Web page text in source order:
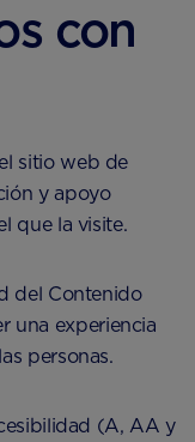
con
sitio web de
y apoyo
que la visite.
del Contenido
una experiencia
personas.
(A, AA y